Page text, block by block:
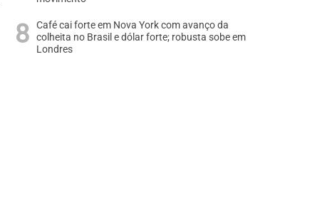
Café cai forte em Nova York com avanço da
colheita no Brasil e dólar forte; robusta sobe em
Londres